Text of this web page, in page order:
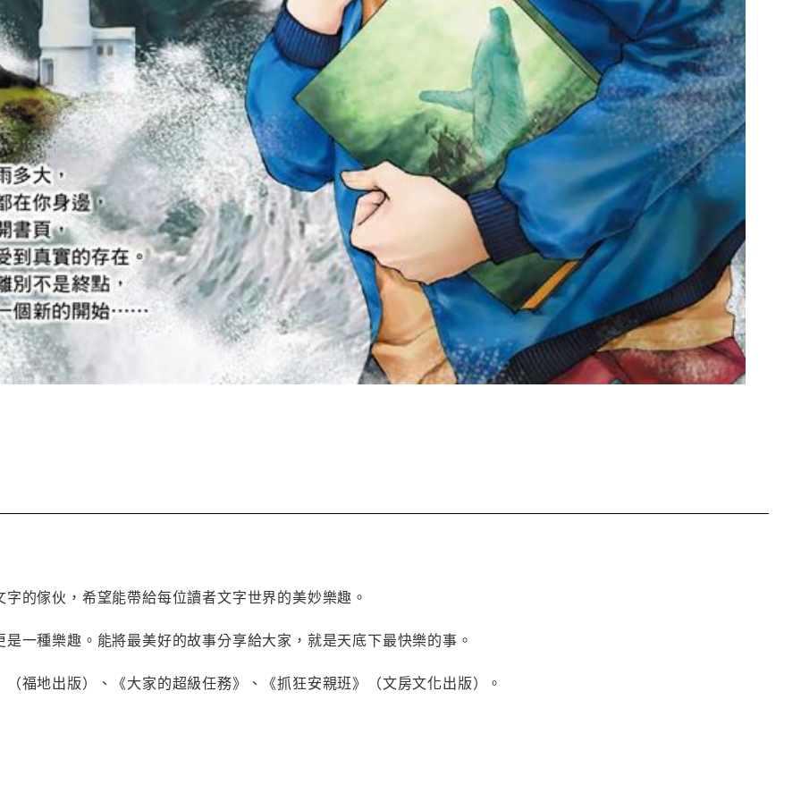
的傢伙，希望能帶給每位讀者文字世界的美妙樂趣。
一種樂趣。能將最美好的故事分享給大家，就是天底下最快樂的事。
福地出版）、《大家的超級任務》、《抓狂安親班》（文房文化出版）。